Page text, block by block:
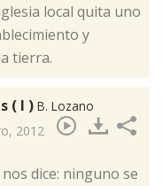
local quita uno
y
tierra.
( I ) B. Lozano
2012
dice: ninguno se